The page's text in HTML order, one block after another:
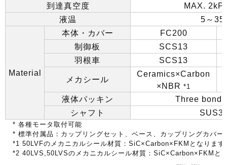
到達真空度 MAX.
液温 5 ～ 35
Material
本体・カバー FC200
制御板 SCS13
羽根車 SCS13
メカシール
Ceramics×Carbon
×NBR *1
液体パッキン Three bond
シャフト
* 各種モータ取付可能
* 標準付属品：カップリングセット、ベース、カップリングカバ
*1 50LVFのメカニカルシール材質： SiC×Carbon×FKM となります
*2 40LVS,50LVSのメカニカルシール材質： SiC×Carbon×FKM と